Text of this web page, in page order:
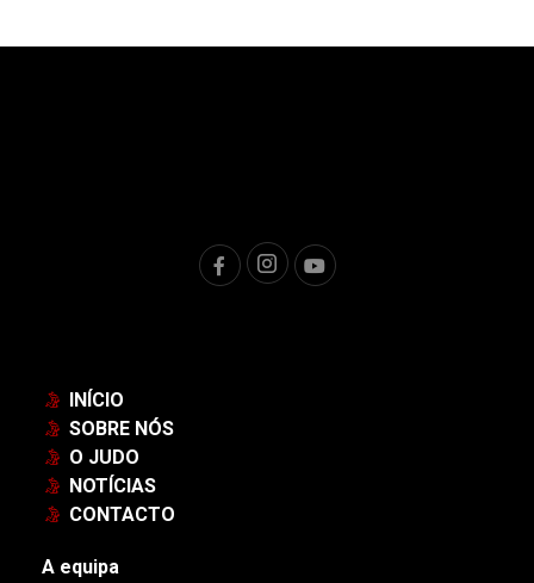
INÍCIO
SOBRE NÓS
O JUDO
NOTÍCIAS
CONTACTO
A equipa